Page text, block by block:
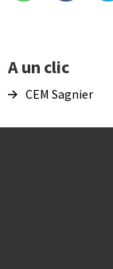
A un clic
CEM Sagnier